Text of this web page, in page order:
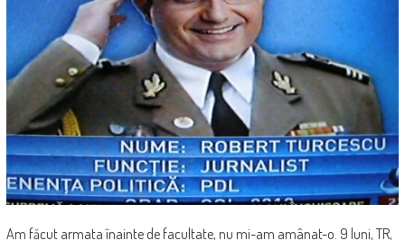
Am făcut armata înainte de facultate, nu mi-am amânat-o. 9 luni, TR,